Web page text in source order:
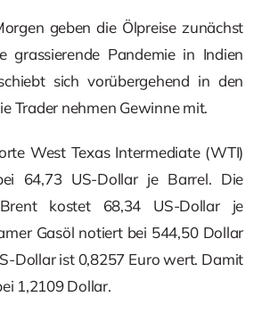
geben die Ölpreise zunächst
grassierende Pandemie in Indien
sich vorübergehend in den
Trader nehmen Gewinne mit.
West Texas Intermediate (WTI)
64,73 US-Dollar je Barrel. Die
Brent kostet 68,34 US-Dollar je
Gasöl notiert bei 544,50 Dollar
Dollar ist 0,8257 Euro wert. Damit
1,2109 Dollar.